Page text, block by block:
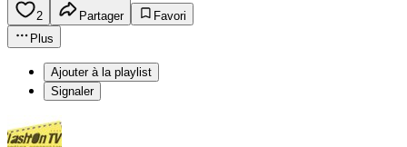
2 Partager
Favori
Plus
Ajouter à la playlist
Signaler